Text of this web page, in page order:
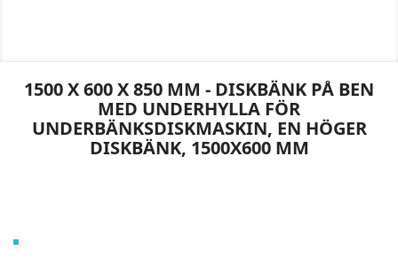
1500 X 600 X 850 MM - DISKBÄNK PÅ BEN
MED UNDERHYLLA FÖR
UNDERBÄNKSDISKMASKIN, EN HÖGER
DISKBÄNK, 1500X600 MM